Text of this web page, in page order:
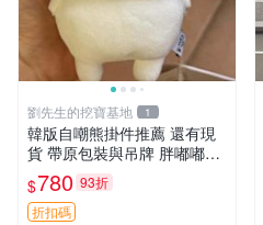
劉先生的挖寶基地 1
韓版自嘲熊掛件推薦 還有現
貨 帶原包裝與吊牌 胖嘟嘟超
可愛 毛絨手感佳 小熊掛件 自
嘲抱枕 小熊抱枕
$780 93折
折扣碼